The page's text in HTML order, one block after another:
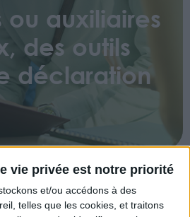
vie privée est notre priorité
et/ou accédons à des
telles que les cookies, et traitons
ou auxiliaires
des outils
déclaration
médicaux, l’Urssaf vous
votre disposition des outils